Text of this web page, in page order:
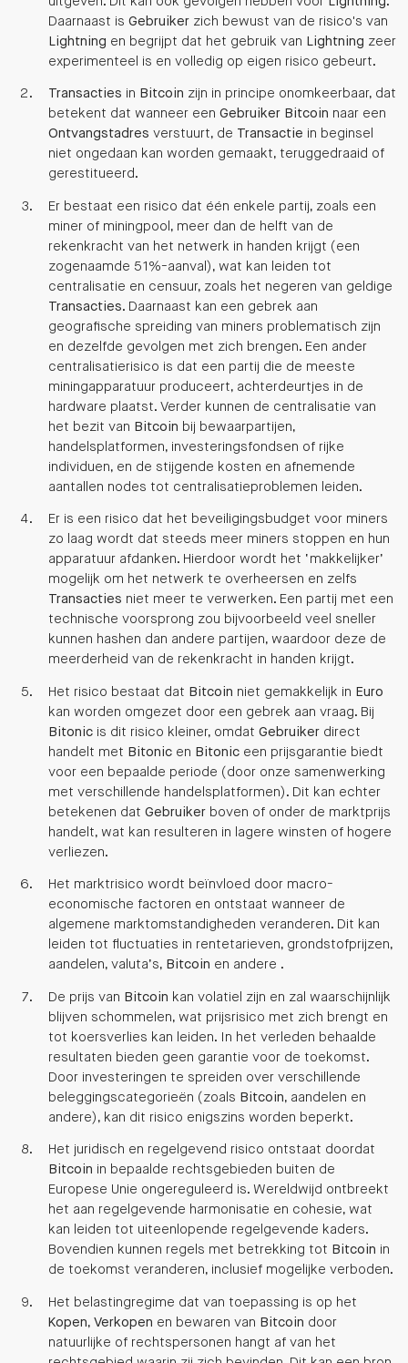
Daarnaast is Gebruikerzich bewust van de risico's van
Lightning en begrijpt dat het gebruik van Lightning zeer
experimenteel is en volledig op eigen risico gebeurt.
Transacties in Bitcoin zijn in principe onomkeerbaar, dat
betekent dat wanneer een Gebruiker Bitcoin naar een
Ontvangstadres verstuurt, de Transactie in beginsel
niet ongedaan kan worden gemaakt, teruggedraaid of
gerestitueerd.
Er bestaat een risico dat één enkele partij, zoals een
miner of miningpool, meer dan de helft van de
rekenkracht van het netwerk in handen krijgt (een
zogenaamde 51%-aanval), wat kan leiden tot
centralisatie en censuur, zoals het negeren van geldige
Transacties. Daarnaast kan een gebrek aan
geografische spreiding van miners problematisch zijn
en dezelfde gevolgen met zich brengen. Een ander
centralisatierisico is dat een partij die de meeste
miningapparatuur produceert, achterdeurtjes in de
hardware plaatst. Verder kunnen de centralisatie van
het bezit van Bitcoin bij bewaarpartijen,
handelsplatformen, investeringsfondsen of rijke
individuen, en de stijgende kosten en afnemende
aantallen nodes tot centralisatieproblemen leiden.
Er is een risico dat het beveiligingsbudget voor miners
zo laag wordt dat steeds meer miners stoppen en hun
apparatuur afdanken. Hierdoor wordt het ‘makkelijker’
mogelijk om het netwerk te overheersen en zelfs
Transacties niet meer te verwerken. Een partij met een
technische voorsprong zou bijvoorbeeld veel sneller
kunnen hashen dan andere partijen, waardoor deze de
meerderheid van de rekenkracht in handen krijgt.
Het risico bestaat dat Bitcoin niet gemakkelijk in Euro
kan worden omgezet door een gebrek aan vraag. Bij
Bitonicis dit risico kleiner, omdat Gebruikerdirect
handelt met Bitonicen Bitoniceen prijsgarantie biedt
voor een bepaalde periode (door onze samenwerking
met verschillende handelsplatformen). Dit kan echter
betekenen dat Gebruikerboven of onder de marktprijs
handelt, wat kan resulteren in lagere winsten of hogere
verliezen.
Het marktrisico wordt beïnvloed door macro-
economische factoren en ontstaat wanneer de
algemene marktomstandigheden veranderen. Dit kan
leiden tot fluctuaties in rentetarieven, grondstofprijzen,
aandelen, valuta’s, Bitcoin en andere .
De prijs van Bitcoin kan volatiel zijn en zal waarschijnlijk
blijven schommelen, wat prijsrisico met zich brengt en
tot koersverlies kan leiden. In het verleden behaalde
resultaten bieden geen garantie voor de toekomst.
Door investeringen te spreiden over verschillende
beleggingscategorieën (zoals Bitcoin, aandelen en
andere), kan dit risico enigszins worden beperkt.
Het juridisch en regelgevend risico ontstaat doordat
Bitcoin in bepaalde rechtsgebieden buiten de
Europese Unie ongereguleerd is. Wereldwijd ontbreekt
het aan regelgevende harmonisatie en cohesie, wat
kan leiden tot uiteenlopende regelgevende kaders.
Bovendien kunnen regels met betrekking tot Bitcoin in
de toekomst veranderen, inclusief mogelijke verboden.
Het belastingregime dat van toepassing is op het
Kopen, Verkopen en bewaren van Bitcoin door
natuurlijke of rechtspersonen hangt af van het